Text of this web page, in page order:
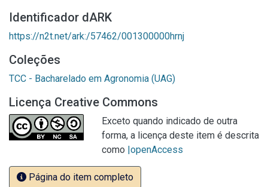
Identificador dARK
https://n2t.net/ark:/57462/001300000hrnj
Coleções
TCC - Bacharelado em Agronomia (UAG)
Licença Creative Commons
Exceto quando indicado de outra
forma, a licença deste item é descrita
como |openAccess
Página do item completo